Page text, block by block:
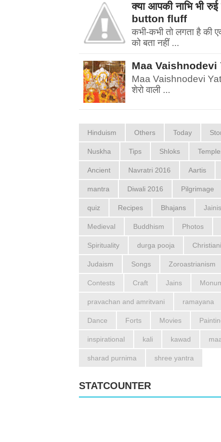
क्या आपकी नाभि भी
button fluff
कभी-कभी तो लगता है की
को बता नहीं ...
Maa Vaishnodevi
Maa Vaishnodevi
शेरो वाली ...
Hinduism Others Today
Nuskha Tips Shloks
Ancient Navratri 2016 Aartis
mantra Diwali 2016 Pilgrimage
quiz Recipes Bhajans
Medieval Buddhism Photos
Spirituality durga pooja
Judaism Songs Zoroastrianism
Contests Craft Jains
pravachan and amritvani ramayana
Dance Forts Movies
inspirational kali kawad
sharad purnima shree yantra
STATCOUNTER